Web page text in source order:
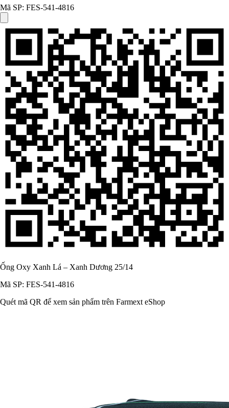
Mã SP: FES-541-4816
Ống Oxy Xanh Lá – Xanh Dương 25/14
Mã SP: FES-541-4816
Quét mã QR để xem sản phẩm trên Farmext eShop